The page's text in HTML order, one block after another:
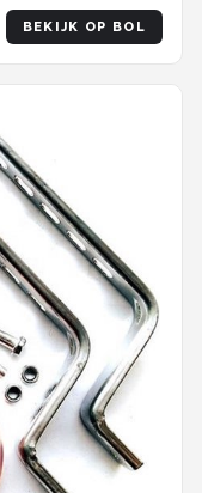
BEKIJK OP BOL